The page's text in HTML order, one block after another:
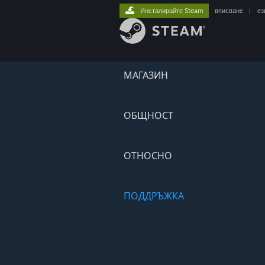
МАГАЗИН
ОБЩНОСТ
ОТНОСНО
ПОДДРЪЖКА
Инсталирайте Steam вписване